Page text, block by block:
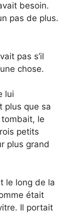
besoin.
pas de plus.
pas s’il
chose.
lui
plus que sa
le
petits
plus grand
le long de la
était
Il portait